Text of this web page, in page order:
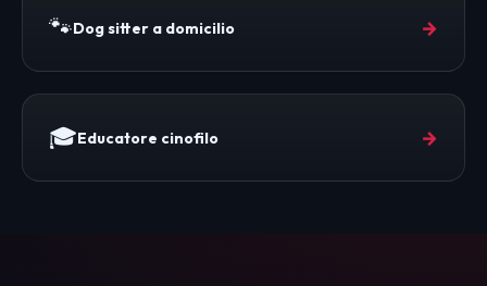
🐾Dog sitter a domicilio →
🎓Educatore cinofilo →